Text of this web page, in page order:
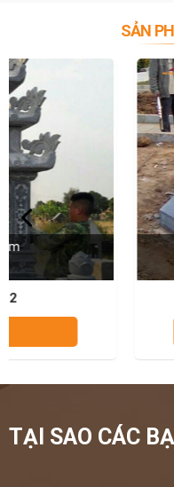
SẢN
Mộ đá
TẠI SAO CÁC